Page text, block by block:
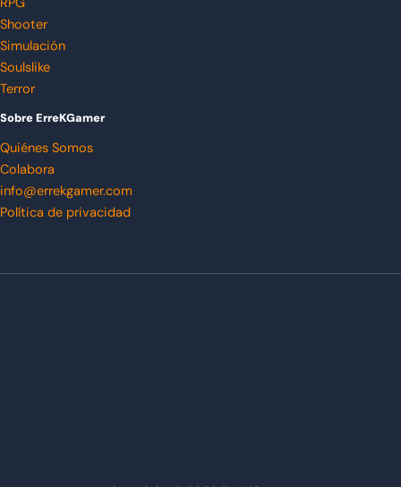
RPG
Shooter
Simulación
Soulslike
Terror
Sobre ErreKGamer
Quiénes Somos
Colabora
info@errekgamer.com
Política de privacidad